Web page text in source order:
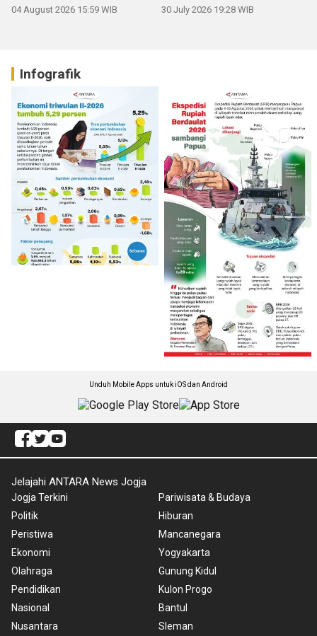
04 August 2026 15:59 WIB 30 July 2026 19:28 WIB
Infografik
Unduh Mobile Apps untuk iOS dan Android
Jelajahi ANTARA News Jogja
Jogja Terkini
Politik
Peristiwa
Ekonomi
Olahraga
Pendidikan
Nasional
Nusantara
Pariwisata & Budaya
Hiburan
Mancanegara
Yogyakarta
Gunung Kidul
Kulon Progo
Bantul
Sleman